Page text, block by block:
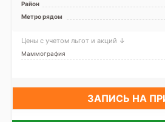
Район
Метро рядом
Цены с учетом льгот и акций ↓
Маммография
ЗАПИСЬ НА